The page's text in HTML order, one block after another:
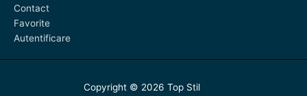
Contact
Favorite
Autentificare
Copyright © 2026 Top Stil